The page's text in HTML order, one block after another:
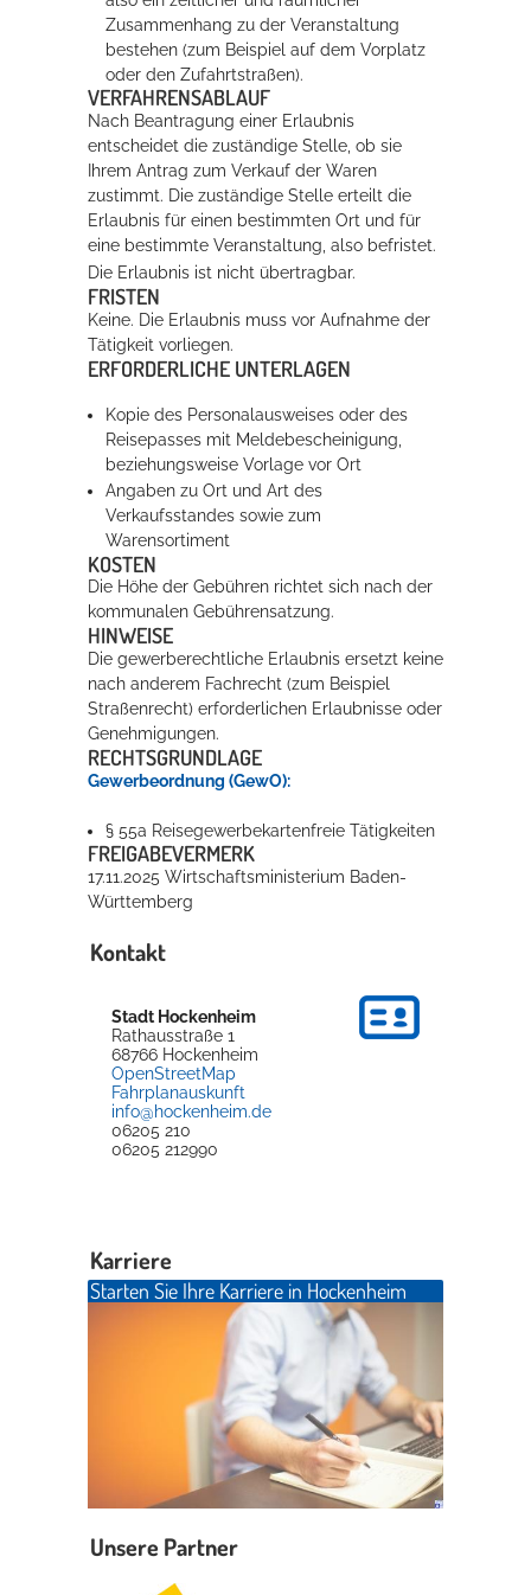
Zusammenhang zu der Veranstaltung
bestehen (zum Beispiel auf dem Vorplatz
oder den Zufahrtstraßen).
VERFAHRENSABLAUF
Nach Beantragung einer Erlaubnis
entscheidet die zuständige Stelle, ob sie
Ihrem Antrag zum Verkauf der Waren
zustimmt. Die zuständige Stelle erteilt die
Erlaubnis für einen bestimmten Ort und für
eine bestimmte Veranstaltung, also befristet.
Die Erlaubnis ist nicht übertragbar.
FRISTEN
Keine. Die Erlaubnis muss vor Aufnahme der
Tätigkeit vorliegen.
ERFORDERLICHE UNTERLAGEN
Kopie des Personalausweises oder des
Reisepasses mit Meldebescheinigung,
beziehungsweise Vorlage vor Ort
Angaben zu Ort und Art des
Verkaufsstandes sowie zum
Warensortiment
KOSTEN
Die Höhe der Gebühren richtet sich nach der
kommunalen Gebührensatzung.
HINWEISE
Die gewerberechtliche Erlaubnis ersetzt keine
nach anderem Fachrecht (zum Beispiel
Straßenrecht) erforderlichen Erlaubnisse oder
Genehmigungen.
RECHTSGRUNDLAGE
Gewerbeordnung (GewO):
§ 55a Reisegewerbekartenfreie Tätigkeiten
FREIGABEVERMERK
17.11.2025 Wirtschaftsministerium Baden-
Württemberg
Kontakt
Stadt Hockenheim
Rathausstraße 1
68766 Hockenheim
OpenStreetMap
Fahrplanauskunft
info@hockenheim.de
06205 210
06205 212990
Karriere
Starten Sie Ihre Karriere in Hockenheim
Unsere Partner